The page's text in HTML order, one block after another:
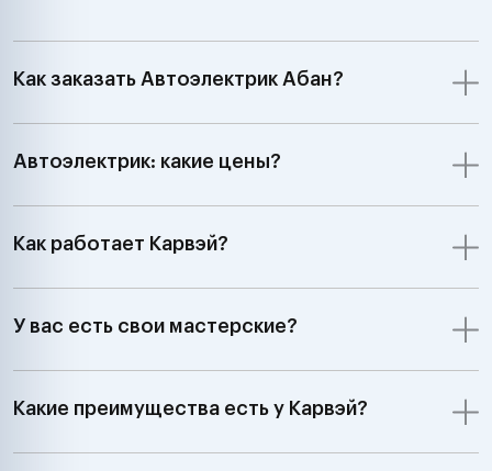
Как заказать Автоэлектрик Абан?
Автоэлектрик: какие цены?
Как работает Карвэй?
У вас есть свои мастерские?
Какие преимущества есть у Карвэй?